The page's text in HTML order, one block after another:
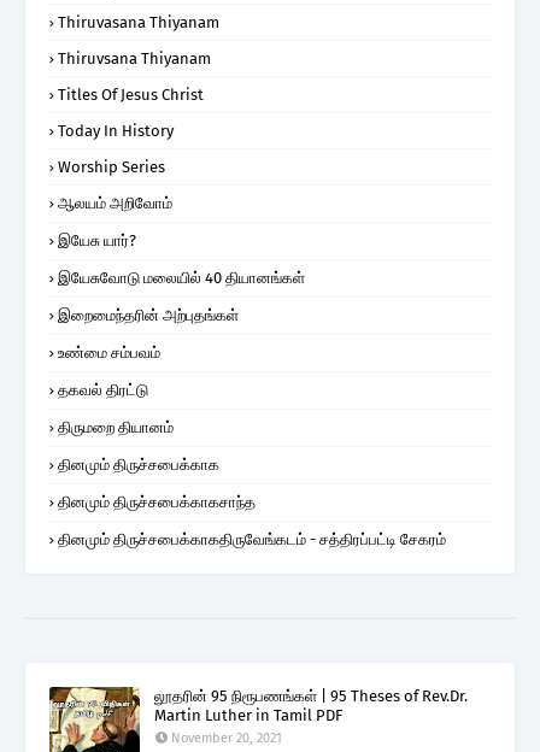
Thiruvasana Thiyanam
Thiruvsana Thiyanam
Titles Of Jesus Christ
Today In History
Worship Series
ஆலயம் அறிவோம்
இயேசு யார்?
இயேசுவோடு மலையில் 40 தியானங்கள்
இறைமைந்தரின் அற்புதங்கள்
உண்மை சம்பவம்
தகவல் திரட்டு
திருமறை தியானம்
தினமும் திருச்சபைக்காக
தினமும் திருச்சபைக்காகசாந்த
தினமும் திருச்சபைக்காகதிருவேங்கடம் - சத்திரப்பட்டி சேகரம்
லூதரின் 95 நிரூபணங்கள் | 95 Theses of Rev.Dr.
Martin Luther in Tamil PDF
November 20, 2021